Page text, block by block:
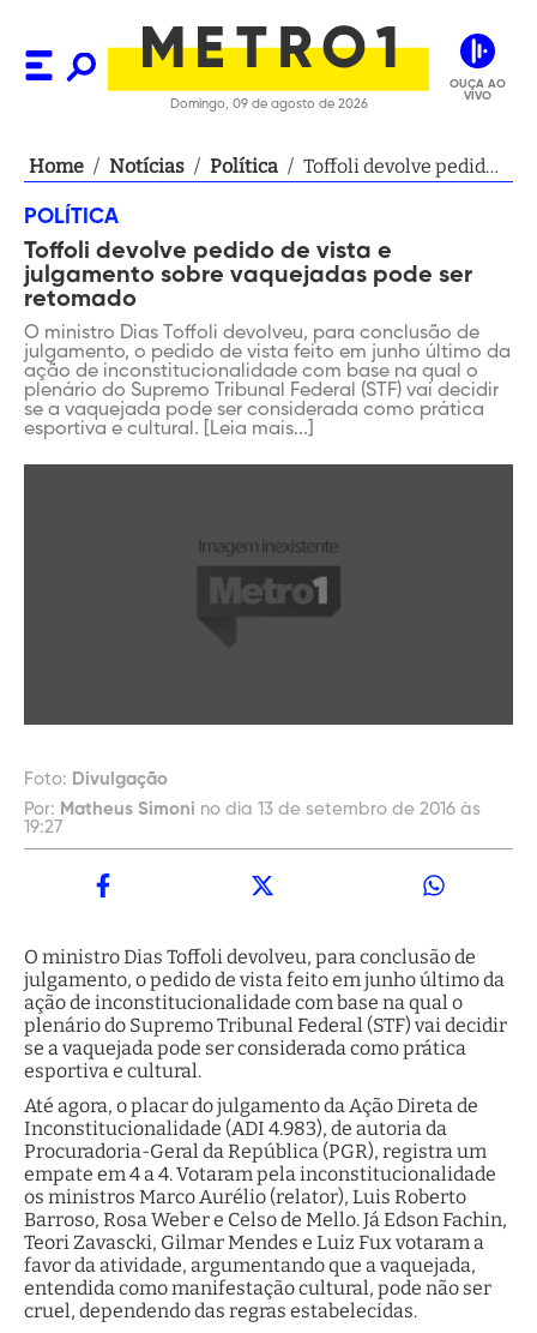
Domingo, 09 de agosto de 2026
OUÇA AO
VIVO
Home / Notícias / Política / Toffoli devolve pedido
ser retomado
POLÍTICA
Toffoli devolve pedido de vista e
julgamento sobre vaquejadas pode ser
retomado
O ministro Dias Toffoli devolveu, para conclusão de
julgamento, o pedido de vista feito em junho último da
ação de inconstitucionalidade com base na qual o
plenário do Supremo Tribunal Federal (STF) vai decidir
se a vaquejada pode ser considerada como prática
esportiva e cultural. [Leia mais...]
Foto: Divulgação
Por: Matheus Simoni no dia 13 de setembro de 2016 às
19:27
O ministro Dias Toffoli devolveu, para conclusão de
julgamento, o pedido de vista feito em junho último da
ação de inconstitucionalidade com base na qual o
plenário do Supremo Tribunal Federal (STF) vai decidir
se a vaquejada pode ser considerada como prática
esportiva e cultural.
Até agora, o placar do julgamento da Ação Direta de
Inconstitucionalidade (ADI 4.983), de autoria da
Procuradoria-Geral da República (PGR), registra um
empate em 4 a 4. Votaram pela inconstitucionalidade
os ministros Marco Aurélio (relator), Luis Roberto
Barroso, Rosa Weber e Celso de Mello. Já Edson Fachin,
Teori Zavascki, Gilmar Mendes e Luiz Fux votaram a
favor da atividade, argumentando que a vaquejada,
entendida como manifestação cultural, pode não ser
cruel, dependendo das regras estabelecidas.